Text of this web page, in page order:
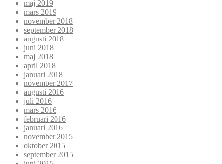
maj 2019
mars 2019
november 2018
september 2018
augusti 2018
juni 2018
maj 2018
april 2018
januari 2018
november 2017
augusti 2016
juli 2016
mars 2016
februari 2016
januari 2016
november 2015
oktober 2015
september 2015